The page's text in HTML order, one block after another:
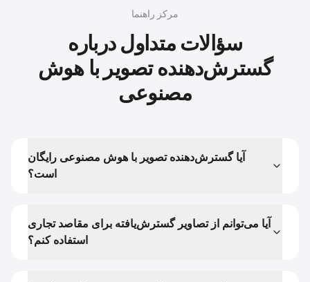
مرکز راهنما
سؤالات متداول درباره
گسترش‌دهنده تصویر با هوش
مصنوعی
آیا گسترش‌دهنده تصویر با هوش مصنوعی رایگان
است؟
آیا می‌توانم از تصاویر گسترش‌یافته برای مقاصد تجاری
استفاده کنم؟